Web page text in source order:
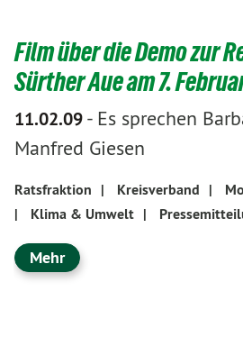
Film über die Demo zur
Sürther Aue am 7.
11.02.09- Es sprechen
Manfred Giesen
Ratsfraktion | Kreisverband |
|
Klima & Umwelt |
Mehr